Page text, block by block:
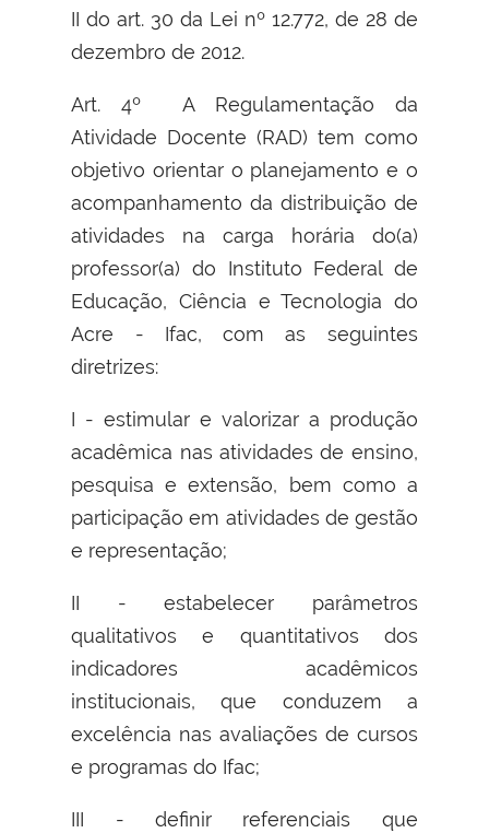
II do art. 30 da Lei nº 12.772, de 28 de
dezembro de 2012.
Art. 4º A Regulamentação da
Atividade Docente (RAD) tem como
objetivo orientar o planejamento e o
acompanhamento da distribuição de
atividades na carga horária do(a)
professor(a) do Instituto Federal de
Educação, Ciência e Tecnologia do
Acre - Ifac, com as seguintes
diretrizes:
I - estimular e valorizar a produção
acadêmica nas atividades de ensino,
pesquisa e extensão, bem como a
participação em atividades de gestão
e representação;
II - estabelecer parâmetros
qualitativos e quantitativos dos
indicadores acadêmicos
institucionais, que conduzem a
excelência nas avaliações de cursos
e programas do Ifac;
III - definir referenciais que